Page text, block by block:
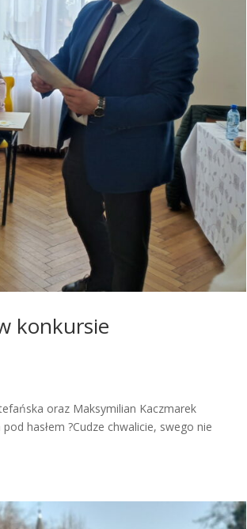
konkursie
oraz Maksymilian Kaczmarek
hasłem ?Cudze chwalicie, swego nie